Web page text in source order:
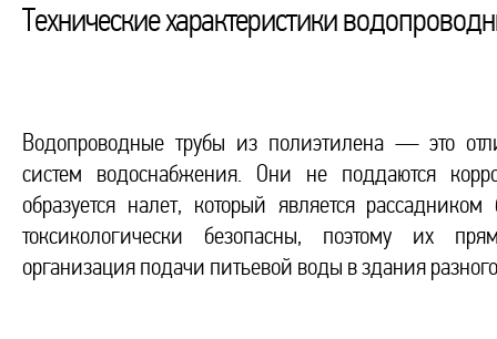
Технические характеристики
Водопроводные трубы из полиэтилена — это
систем водоснабжения. Они не поддаются
образуется налет, который является
токсикологически безопасны, поэтому их
организация подачи питьевой воды в здания